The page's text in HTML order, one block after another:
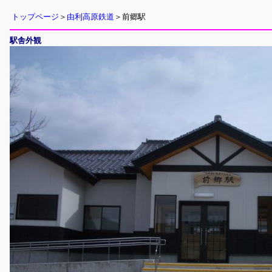
トップページ ＞ 由利高原鉄道 ＞前郷駅
駅舎外観